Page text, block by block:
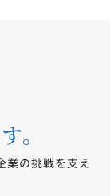
。
業の挑戦を支え